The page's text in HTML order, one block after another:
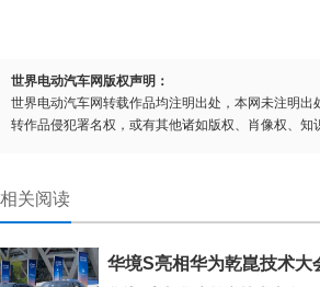
世界电动汽车网版权声明：
世界电动汽车网转载作品均注明出处，本网未注明
转作品侵犯署名权，或有其他诸如版权、肖像权、
相关阅读
华境S亮相华为乾崑技术大